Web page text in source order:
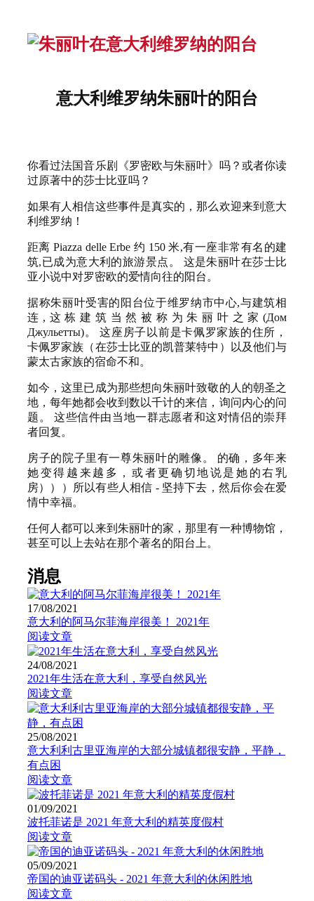
意大利维罗纳朱丽叶的阳台
你看过法国音乐剧《罗密欧与朱丽叶》吗？或者你读
过原著中的莎士比亚吗？
如果有人相信这些事件是真实的，那么欢迎来到意大
利维罗纳！
距离 Piazza delle Erbe 约 150 米,有一座非常有名的建
筑,已成为意大利的旅游景点。 这是朱丽叶在莎士比
亚小说中对罗密欧的爱情向往的阳台。
据称朱丽叶受害的阳台位于维罗纳市中心,与建筑相
连,这栋建筑当然被称为朱丽叶之家(Дом
Джульетты)。 这座房子以前是卡佩罗家族的住所，
卡佩罗家族（在莎士比亚的凯普莱特中）以及他们与
蒙太古家族的宿命不和。
如今，这里已成为那些想向朱丽叶致敬的人的朝圣之
地，每年她都会收到数以千计的来信，询问内心的问
题。 这些信件由当地一群志愿者和这对情侣的崇拜
者回复。
房子的院子里有一尊朱丽叶的雕像。 的确，多年来
她变得越来越多，或者更确切地说是她的右乳
房）））所以有些人相信 - 坚持下去，然后你会在爱
情中幸福。
任何人都可以来到朱丽叶的家，那里有一种博物馆，
甚至可以上去站在那个著名的阳台上。
消息
17/08/2021
意大利的阿马尔菲海岸很美！ 2021年
阅读文章
24/08/2021
2021年生活在意大利，享受自然风光
阅读文章
25/08/2021
意大利利古里亚海岸的大部分城镇都很安静，平静，
有点困
阅读文章
01/09/2021
波托菲诺是 2021 年意大利的精英度假村
阅读文章
05/09/2021
帝国的迪亚诺码头 - 2021 年意大利的休闲胜地
阅读文章